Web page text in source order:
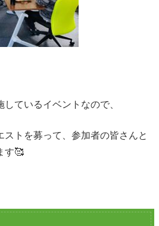
ているイベントなので、
ストを募って、参加者の皆さんと
す🥰